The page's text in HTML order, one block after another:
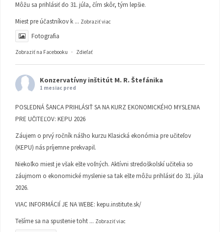
Môžu sa prihlásiť do 31. júla, čím skôr, tým lepšie.
Miest pre účastníkov k ... Zobraziť viac
Fotografia
Zobraziť na Facebooku · Zdieľať
Konzervatívny inštitút M. R. Štefánika
1 mesiac pred
POSLEDNÁ ŠANCA PRIHLÁSIŤ SA NA KURZ EKONOMICKÉHO MYSLENIA
PRE UČITEĽOV: KEPU 2026
Záujem o prvý ročník nášho kurzu Klasická ekonómia pre učiteľov
(KEPU) nás príjemne prekvapil.
Niekoľko miest je však ešte voľných. Aktívni stredoškolskí učitelia so
záujmom o ekonomické myslenie sa tak ešte môžu prihlásiť do 31. júla
2026.
VIAC INFORMÁCIÍ JE NA WEBE: kepu.institute.sk/
Tešíme sa na spustenie toht ... Zobraziť viac